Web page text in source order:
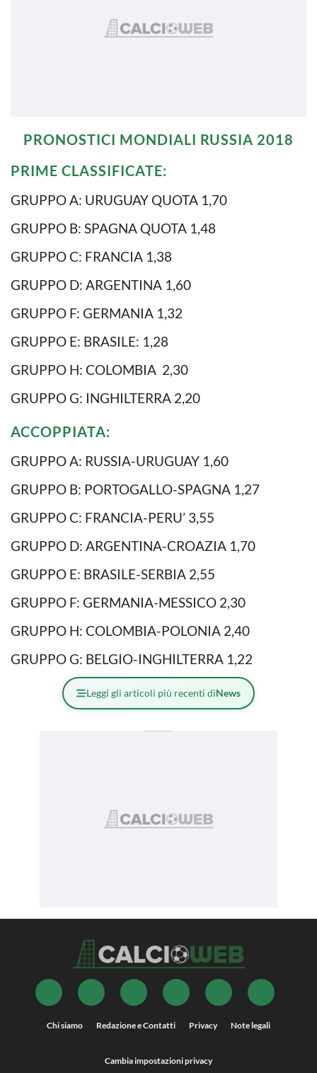
PRONOSTICI MONDIALI RUSSIA 2018
PRIME CLASSIFICATE:
GRUPPO A: URUGUAY QUOTA 1,70
GRUPPO B: SPAGNA QUOTA 1,48
GRUPPO C: FRANCIA 1,38
GRUPPO D: ARGENTINA 1,60
GRUPPO F: GERMANIA 1,32
GRUPPO E: BRASILE: 1,28
GRUPPO H: COLOMBIA 2,30
GRUPPO G: INGHILTERRA 2,20
ACCOPPIATA:
GRUPPO A: RUSSIA-URUGUAY 1,60
GRUPPO B: PORTOGALLO-SPAGNA 1,27
GRUPPO C: FRANCIA-PERU’ 3,55
GRUPPO D: ARGENTINA-CROAZIA 1,70
GRUPPO E: BRASILE-SERBIA 2,55
GRUPPO F: GERMANIA-MESSICO 2,30
GRUPPO H: COLOMBIA-POLONIA 2,40
GRUPPO G: BELGIO-INGHILTERRA 1,22
Leggi gli articoli più recenti diNews
Chi siamo Redazione e Contatti Privacy Note legali
Cambia impostazioni privacy